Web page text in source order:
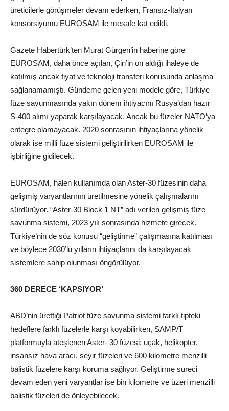
üreticilerle görüşmeler devam ederken, Fransız-İtalyan
konsorsiyumu EUROSAM ile mesafe kat edildi.
Gazete Habertürk’ten Murat Gürgen’in haberine göre
EUROSAM, daha önce açılan, Çin’in ön aldığı ihaleye de
katılmış ancak fiyat ve teknoloji transferi konusunda anlaşma
sağlanamamıştı. Gündeme gelen yeni modele göre, Türkiye
füze savunmasında yakın dönem ihtiyacını Rusya’dan hazır
S-400 alımı yaparak karşılayacak. Ancak bu füzeler NATO’ya
entegre olamayacak. 2020 sonrasının ihtiyaçlarına yönelik
olarak ise milli füze sistemi geliştirilirken EUROSAM ile
işbirliğine gidilecek.
EUROSAM, halen kullanımda olan Aster-30 füzesinin daha
gelişmiş varyantlarının üretilmesine yönelik çalışmalarını
sürdürüyor. “Aster-30 Block 1 NT” adı verilen gelişmiş füze
savunma sistemi, 2023 yılı sonrasında hizmete girecek.
Türkiye’nin de söz konusu “geliştirme” çalışmasına katılması
ve böylece 2030’lu yılların ihtiyaçlarını da karşılayacak
sistemlere sahip olunması öngörülüyor.
360 DERECE ‘KAPSIYOR’
ABD’nin ürettiği Patriot füze savunma sistemi farklı tipteki
hedeflere farklı füzelerle karşı koyabilirken, SAMP/T
platformuyla ateşlenen Aster- 30 füzesi; uçak, helikopter,
insansız hava aracı, seyir füzeleri ve 600 kilometre menzilli
balistik füzelere karşı koruma sağlıyor. Geliştirme süreci
devam eden yeni varyantlar ise bin kilometre ve üzeri menzilli
balistik füzeleri de önleyebilecek.